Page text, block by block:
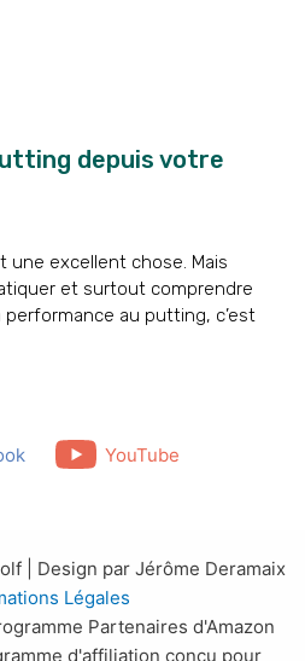
depuis votre
une excellent chose. Mais
et surtout comprendre
au putting, c’est
YouTube
| Design par Jérôme Deramaix
Légales
Partenaires d'Amazon
d'affiliation conçu pour